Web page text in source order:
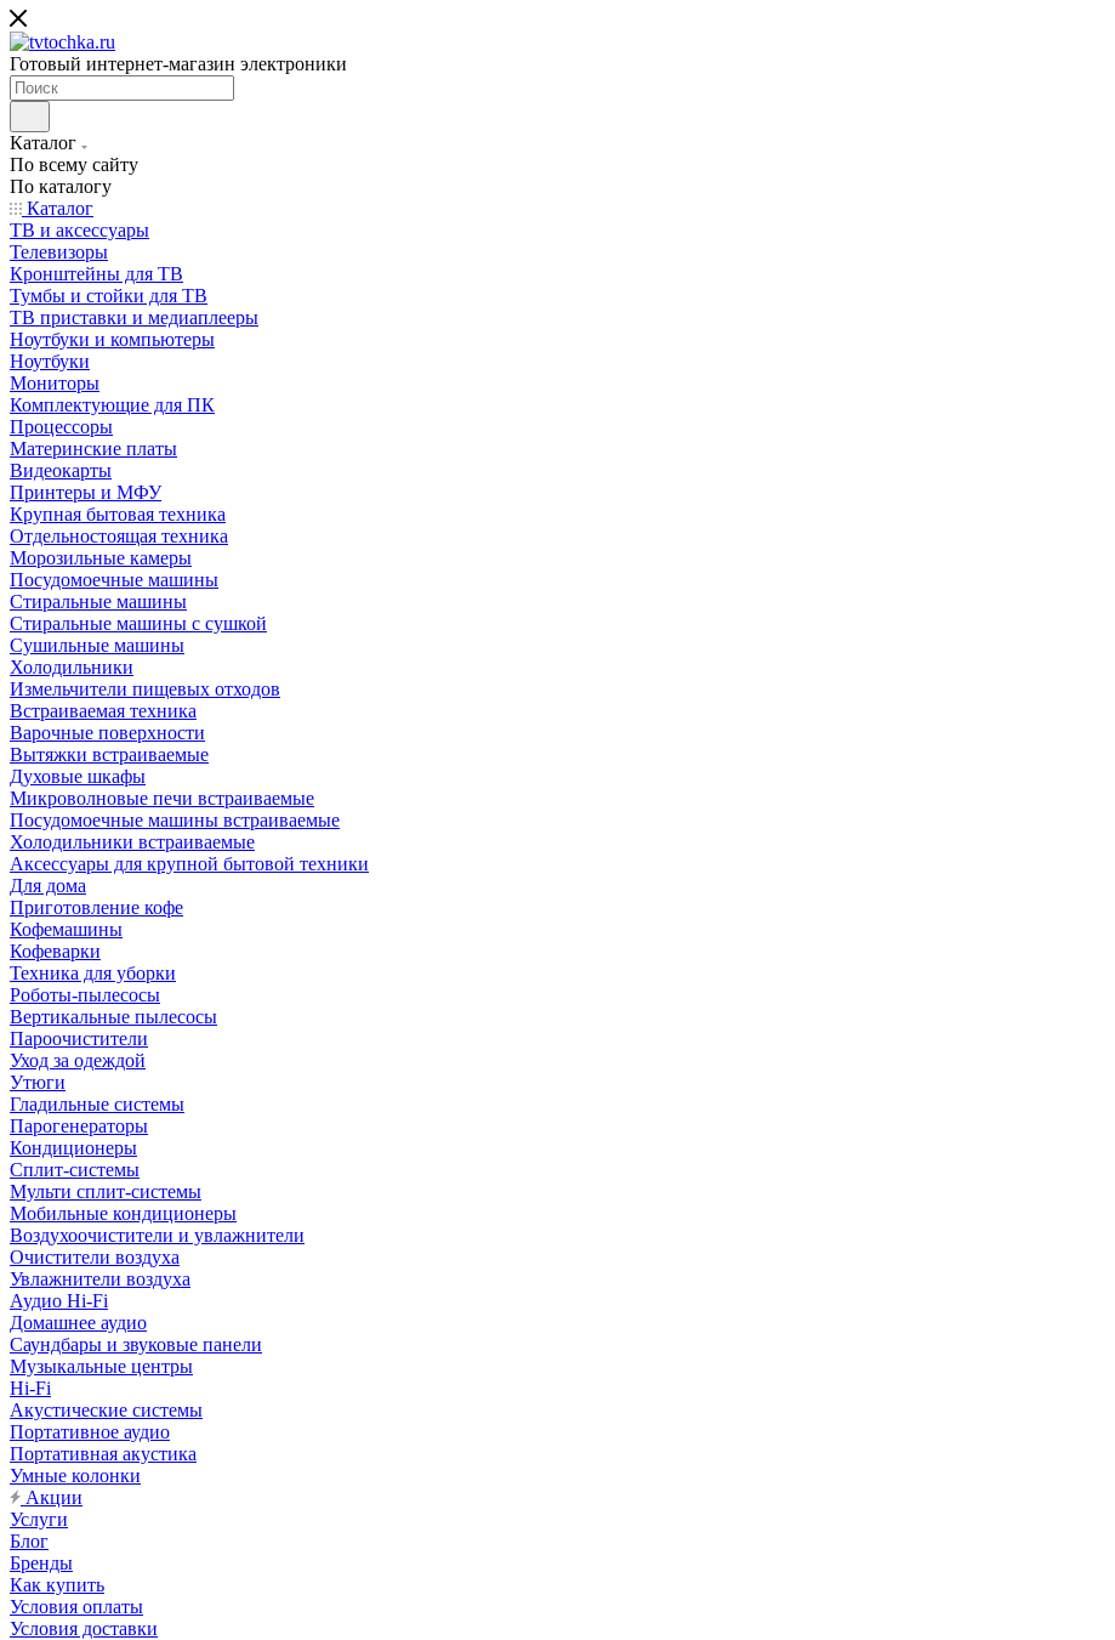
Готовый интернет-магазин электроники
Каталог
По всему сайту
По каталогу
Каталог
ТВ и аксессуары
Телевизоры
Кронштейны для ТВ
Тумбы и стойки для ТВ
ТВ приставки и медиаплееры
Ноутбуки и компьютеры
Ноутбуки
Мониторы
Комплектующие для ПК
Процессоры
Материнские платы
Видеокарты
Принтеры и МФУ
Крупная бытовая техника
Отдельностоящая техника
Морозильные камеры
Посудомоечные машины
Стиральные машины
Стиральные машины с сушкой
Сушильные машины
Холодильники
Измельчители пищевых отходов
Встраиваемая техника
Варочные поверхности
Вытяжки встраиваемые
Духовые шкафы
Микроволновые печи встраиваемые
Посудомоечные машины встраиваемые
Холодильники встраиваемые
Аксессуары для крупной бытовой техники
Для дома
Приготовление кофе
Кофемашины
Кофеварки
Техника для уборки
Роботы-пылесосы
Вертикальные пылесосы
Пароочистители
Уход за одеждой
Утюги
Гладильные системы
Парогенераторы
Кондиционеры
Сплит-системы
Мульти сплит-системы
Мобильные кондиционеры
Воздухоочистители и увлажнители
Очистители воздуха
Увлажнители воздуха
Аудио Hi-Fi
Домашнее аудио
Саундбары и звуковые панели
Музыкальные центры
Hi-Fi
Акустические системы
Портативное аудио
Портативная акустика
Умные колонки
Акции
Услуги
Блог
Бренды
Как купить
Условия оплаты
Условия доставки